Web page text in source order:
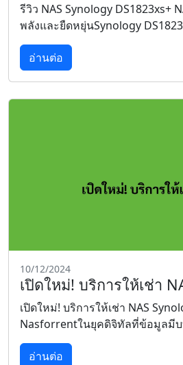
รีวิว NAS Synology DS1823xs+
พลังและยืดหยุ่นSynology DS1823
อ่านต่อ
10/12/2024
เปิดใหม่! บริการให้เช่า
เปิดใหม่! บริการให้เช่า NAS
Nasforrentในยุคดิจิทัลที่ข้อมูลมี
อ่านต่อ